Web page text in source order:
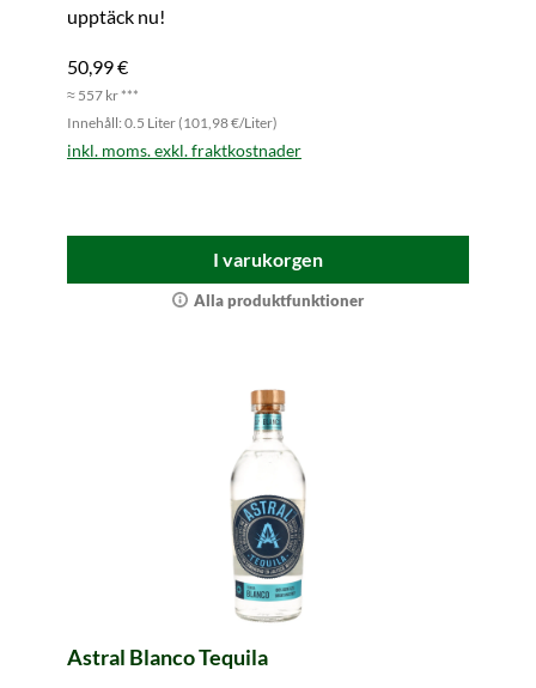
upptäck nu!
50,99 €
≈ 557 kr ***
Innehåll: 0.5 Liter (101,98 €/Liter)
inkl. moms. exkl. fraktkostnader
I varukorgen
Alla produktfunktioner
Astral Blanco Tequila